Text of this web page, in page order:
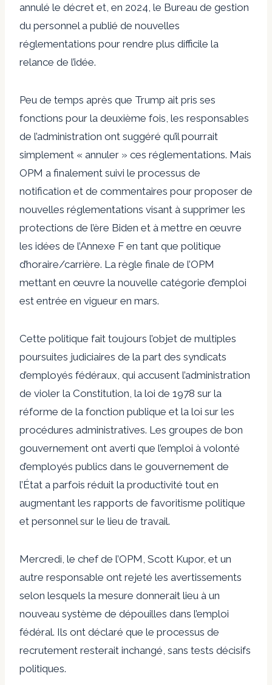
annulé le décret et, en 2024, le Bureau de gestion
du personnel a publié de nouvelles
réglementations pour rendre plus difficile la
relance de l’idée.
Peu de temps après que Trump ait pris ses
fonctions pour la deuxième fois, les responsables
de l’administration ont suggéré qu’il pourrait
simplement « annuler » ces réglementations. Mais
OPM a finalement suivi le processus de
notification et de commentaires pour proposer de
nouvelles réglementations visant à supprimer les
protections de l’ère Biden et à mettre en œuvre
les idées de l’Annexe F en tant que politique
d’horaire/carrière. La règle finale de l’OPM
mettant en œuvre la nouvelle catégorie d’emploi
est entrée en vigueur en mars.
Cette politique fait toujours l’objet de multiples
poursuites judiciaires de la part des syndicats
d’employés fédéraux, qui accusent l’administration
de violer la Constitution, la loi de 1978 sur la
réforme de la fonction publique et la loi sur les
procédures administratives. Les groupes de bon
gouvernement ont averti que l’emploi à volonté
d’employés publics dans le gouvernement de
l’État a parfois réduit la productivité tout en
augmentant les rapports de favoritisme politique
et personnel sur le lieu de travail.
Mercredi, le chef de l’OPM, Scott Kupor, et un
autre responsable ont rejeté les avertissements
selon lesquels la mesure donnerait lieu à un
nouveau système de dépouilles dans l’emploi
fédéral. Ils ont déclaré que le processus de
recrutement resterait inchangé, sans tests décisifs
politiques.